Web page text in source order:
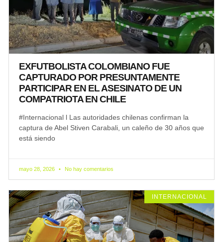
EXFUTBOLISTA COLOMBIANO FUE
CAPTURADO POR PRESUNTAMENTE
PARTICIPAR EN EL ASESINATO DE UN
COMPATRIOTA EN CHILE
#Internacional l Las autoridades chilenas confirman la
captura de Abel Stiven Carabali, un caleño de 30 años que
está siendo
mayo 28, 2026 No hay comentarios
INTERNACIONAL